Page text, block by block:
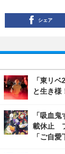
シェア
「東リ
と生き様
「吸血
載休止
「ご自愛